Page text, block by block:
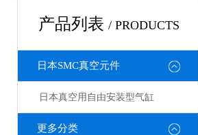
产品列表 / PRODUCTS
日本SMC真空元件
日本真空用自由安装型气缸
更多分类